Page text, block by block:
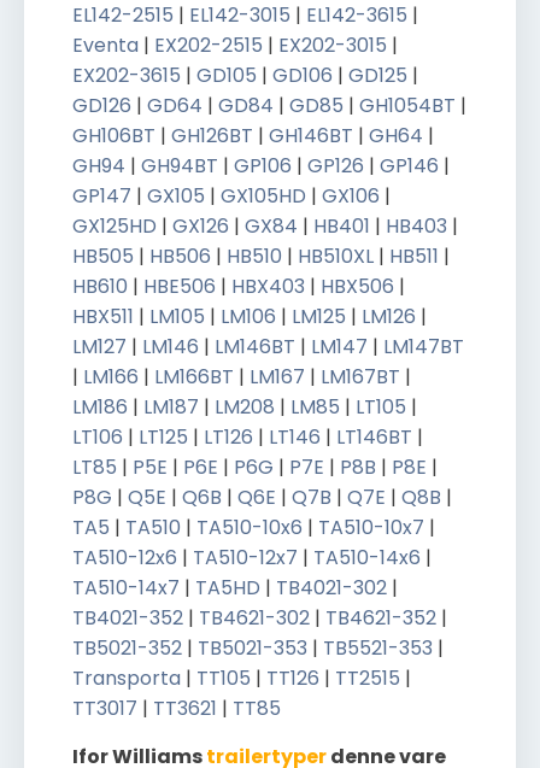
Ifor Williamstrailertyperdenne vare
EL142-2515 | EL142-3015 | EL142-3615 |
Eventa | EX202-2515 | EX202-3015 |
EX202-3615 | GD105 | GD106 | GD125 |
GD126 | GD64 | GD84 | GD85 | GH1054BT |
GH106BT | GH126BT | GH146BT | GH64 |
GH94 | GH94BT | GP106 | GP126 | GP146 |
GP147 | GX105 | GX105HD | GX106 |
GX125HD | GX126 | GX84 | HB401 | HB403 |
HB505 | HB506 | HB510 | HB510XL | HB511 |
HB610 | HBE506 | HBX403 | HBX506 |
HBX511 | LM105 | LM106 | LM125 | LM126 |
LM127 | LM146 | LM146BT | LM147 | LM147BT
| LM166 | LM166BT | LM167 | LM167BT |
LM186 | LM187 | LM208 | LM85 | LT105 |
LT106 | LT125 | LT126 | LT146 | LT146BT |
LT85 | P5E | P6E | P6G | P7E | P8B | P8E |
P8G | Q5E | Q6B | Q6E | Q7B | Q7E | Q8B |
TA5 | TA510 | TA510-10x6 | TA510-10x7 |
TA510-12x6 | TA510-12x7 | TA510-14x6 |
TA510-14x7 | TA5HD | TB4021-302 |
TB4021-352 | TB4621-302 | TB4621-352 |
TB5021-352 | TB5021-353 | TB5521-353 |
Transporta | TT105 | TT126 | TT2515 |
TT3017 | TT3621 | TT85